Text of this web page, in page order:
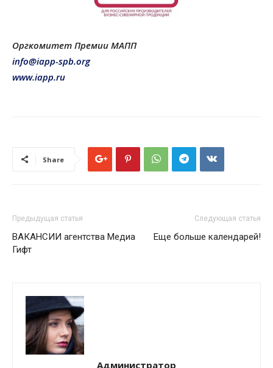
Оргкомитет Премии МАПП
info@iapp-spb.org
www.iapp.ru
Share
Предыдущая статья
ВАКАНСИИ агентства Медиа
Гифт
Следующая статья
Еще больше календарей!
Администратор